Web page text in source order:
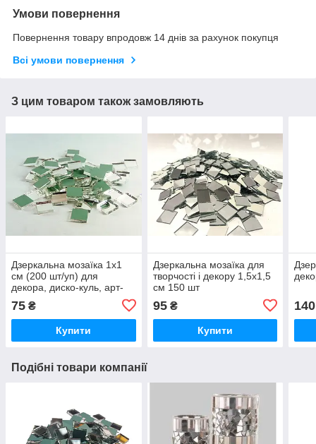
Умови повернення
Повернення товару впродовж 14 днів за рахунок покупця
Всі умови повернення
З цим товаром також замовляють
Дзеркальна мозаїка 1х1
см (200 шт/уп) для
декора, диско-куль, арт-
75 ₴
Купити
Дзеркальна мозаїка для
творчості і декору 1,5х1,5
см 150 шт
95₴
Купити
140
Подібні товари компанії